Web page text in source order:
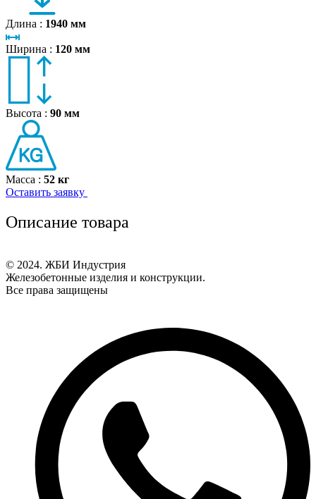
Длина : 1940 мм
Ширина : 120 мм
Высота : 90 мм
Масса : 52 кг
Оставить заявку
Описание товара
© 2024. ЖБИ Индустрия
Железобетонные изделия и конструкции.
Все права защищены